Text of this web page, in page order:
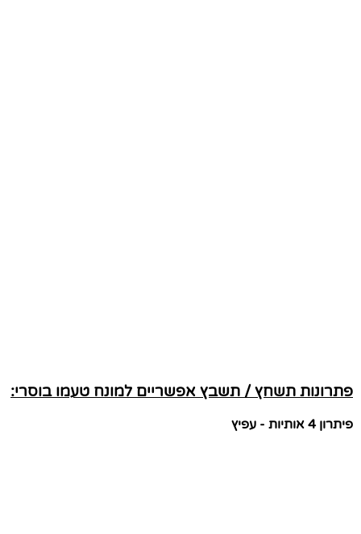
פתרונות תשחץ / תשבץ אפשריים למונח טעמו בוסרי:
פיתרון 4 אותיות - עפיץ